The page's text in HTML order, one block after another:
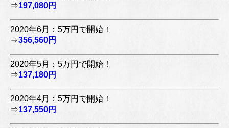
⇒197,080円
2020年6月：5万円で開始！
⇒356,560円
2020年5月：5万円で開始！
⇒137,180円
2020年4月：5万円で開始！
⇒137,550円